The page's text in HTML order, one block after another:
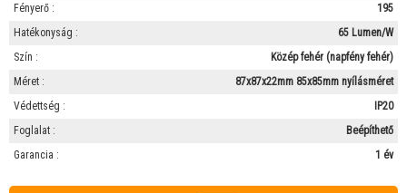
Fényerő :
195
Hatékonyság :
65 Lumen/W
Szín :
Közép fehér (napfény fehér)
Méret :
87x87x22mm 85x85mm nyílásméret
Védettség :
IP20
Foglalat :
Beépíthető
Garancia :
1 év